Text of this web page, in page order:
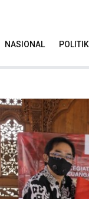
NASIONAL POLITIK